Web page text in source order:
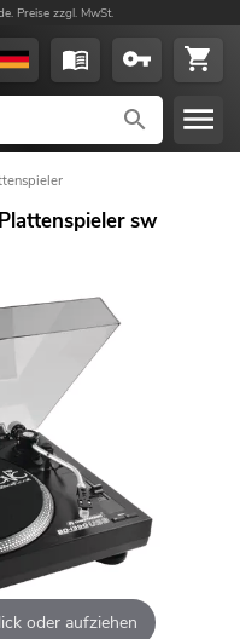
Preise zzgl. MwSt.
sw
oder aufziehen